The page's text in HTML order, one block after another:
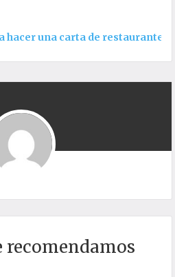
hacer una carta de restaurante
recomendamos